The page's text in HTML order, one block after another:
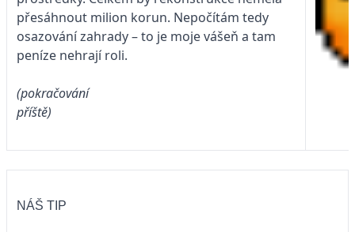
přesáhnout milion korun. Nepočítám tedy
osazování zahrady – to je moje vášeň a tam
peníze nehrají roli.
(pokračování
příště)
NÁŠ TIP